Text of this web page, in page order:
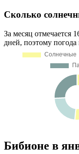
Сколько
За месяц отмечается
дней, поэтому
Бибионе в